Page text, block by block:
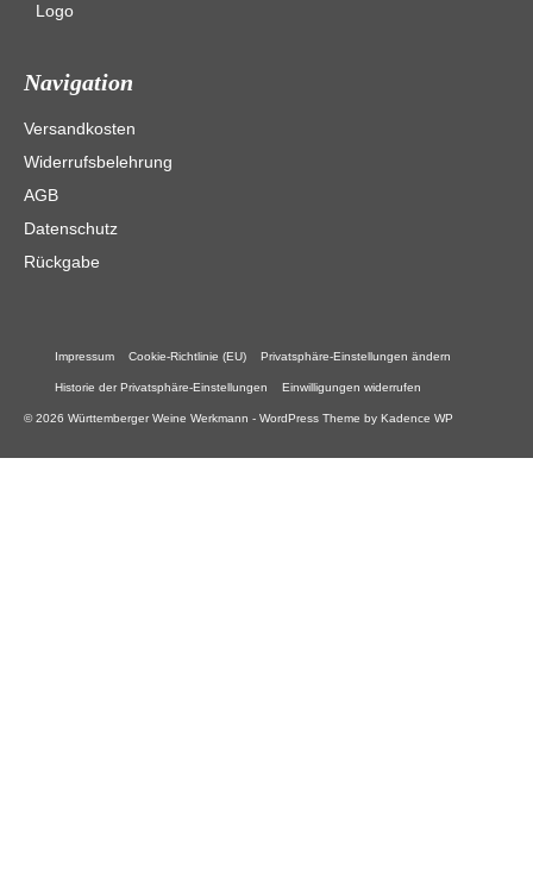
Navigation
Versandkosten
Widerrufsbelehrung
AGB
Datenschutz
Rückgabe
Impressum Cookie-Richtlinie (EU) Privatsphäre-Einstellungen ändern
Historie der Privatsphäre-Einstellungen Einwilligungen widerrufen
© 2026 Württemberger Weine Werkmann - WordPress Theme by Kadence WP